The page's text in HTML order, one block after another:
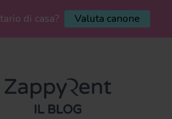
di casa? Valuta canone